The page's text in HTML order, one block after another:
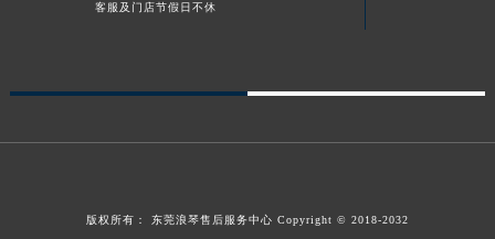
客服及门店节假日不休
版权所有： 东莞浪琴售后服务中心 Copyright © 2018-2032